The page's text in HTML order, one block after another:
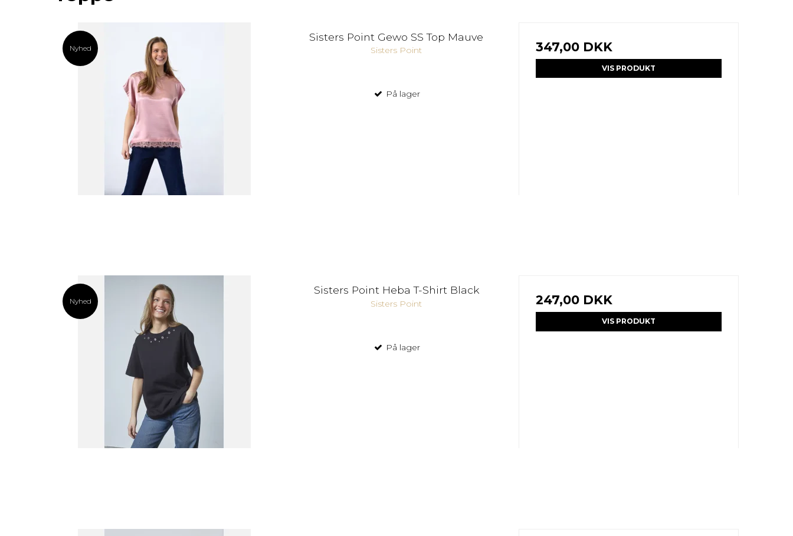
Nyhed
Sisters Point Gewo SS Top Mauve
Sisters Point
På lager
347,00 DKK
VIS PRODUKT
Nyhed
Sisters Point Heba T-Shirt Black
Sisters Point
På lager
247,00 DKK
VIS PRODUKT